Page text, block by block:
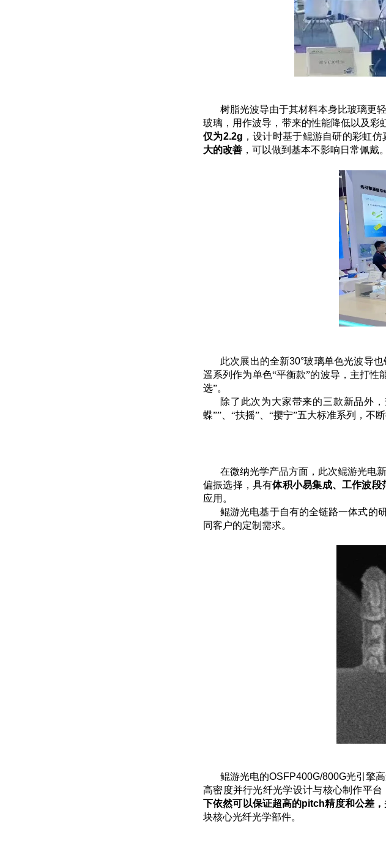
树脂光波导由于其材料本身比玻璃更
玻璃，用作波导，带来的性能降低以及彩
仅为2.2g ，设计时基于鲲游自研的彩虹
大的改善 ，可以做到基本不影响日常佩戴。
此次展出的全新30°玻璃单色光波导
遥系列作为单色“平衡款”的波导，主打
选”。
除了此次为大家带来的三款新品外
蝶””、“扶摇”、“撄宁”五大标准系列，不
在微纳光学产品方面，此次鲲游光电
偏振选择，具有体积小易集成、工作波段
应用。
鲲游光电基于自有的全链路一体式的
同客户的定制需求。
鲲游光电的OSFP400G/800G光引擎
高密度并行光纤光学设计与核心制作平台
下依然可以保证超高的pitch精度和公差
块核心光纤光学部件。